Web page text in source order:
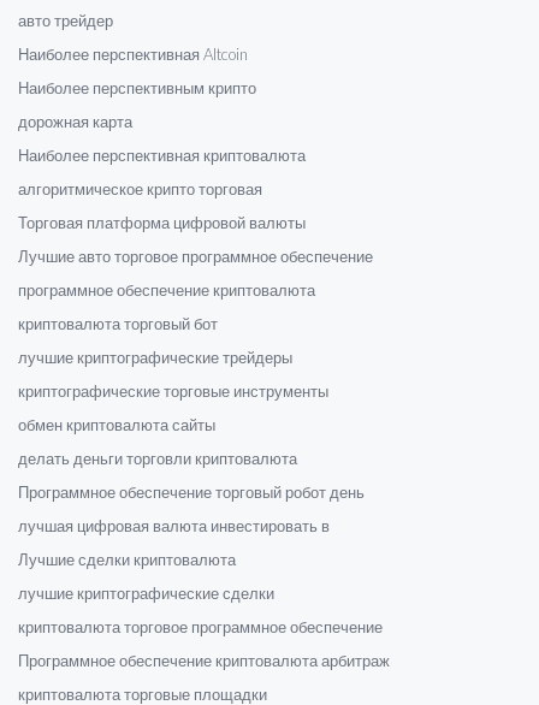
авто трейдер
Наиболее перспективная Altcoin
Наиболее перспективным крипто
дорожная карта
Наиболее перспективная криптовалюта
алгоритмическое крипто торговая
Торговая платформа цифровой валюты
Лучшие авто торговое программное обеспечение
программное обеспечение криптовалюта
криптовалюта торговый бот
лучшие криптографические трейдеры
криптографические торговые инструменты
обмен криптовалюта сайты
делать деньги торговли криптовалюта
Программное обеспечение торговый робот день
лучшая цифровая валюта инвестировать в
Лучшие сделки криптовалюта
лучшие криптографические сделки
криптовалюта торговое программное обеспечение
Программное обеспечение криптовалюта арбитраж
криптовалюта торговые площадки